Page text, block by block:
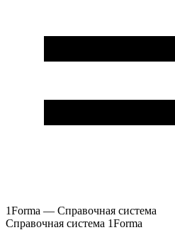
1Forma — Справочная система
Справочная система 1Forma